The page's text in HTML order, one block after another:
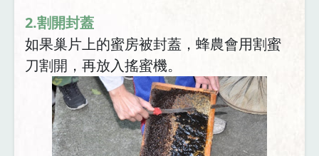
2.割開封蓋
如果巢片上的蜜房被封蓋，蜂農會用割蜜
刀割開，再放入搖蜜機。